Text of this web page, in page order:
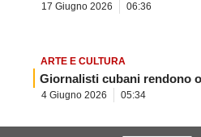
17 Giugno 2026 06:36
ARTE E CULTURA
Giornalisti cubani rendono
4 Giugno 2026 05:34